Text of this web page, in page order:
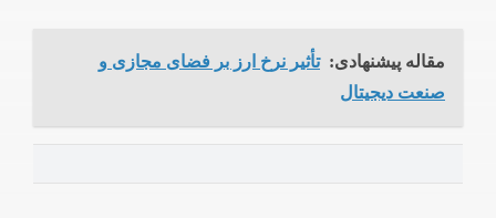
مقاله پیشنهادی: تأثیر نرخ ارز بر فضای مجازی و
صنعت دیجیتال